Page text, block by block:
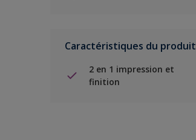
Caractéristiques du produit
2 en 1 impression et
finition